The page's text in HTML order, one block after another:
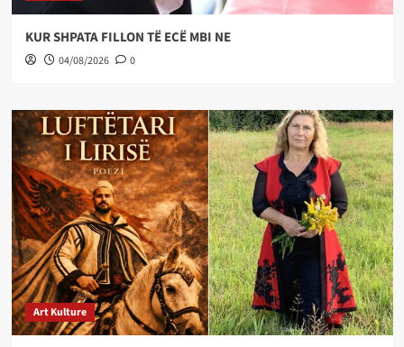
KUR SHPATA FILLON TË ECË MBI NE
04/08/2026 0
Art Kulture